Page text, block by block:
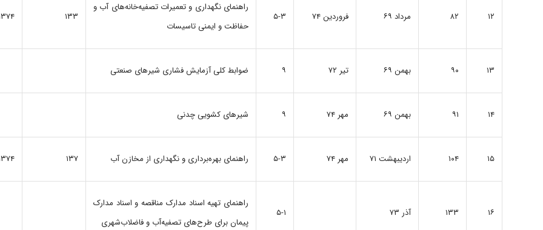
۱۲ ۸۲ مرداد ۶۹ فروردین ۷۴ ۵-۳
راهنمای‌ نگهداری‌ و تعمیرات‌ تصفیه‌خانه‌های‌ آب‌ و
حفاظت‌ و ایمنی‌ تاسیسات‌
۱۳۳
۱۳ ۹۰ بهمن ۶۹ تیر ۷۲ ۹ ضوابط کلی‌ آزمایش‌ فشاری‌ شیرهای‌ صنعتی‌
۱۴ ۹۱ بهمن ۶۹ مهر ۷۴ ۹ شیرهای‌ کشویی‌ چدنی‌
۱۵ ۱۰۴ اردیبهشت ۷۱ مهر ۷۴ ۵-۳ راهنمای‌ بهره‌‌برداری‌ و نگهداری‌ از مخازن‌ آب‌ ۱۳۷
۱۶ ۱۳۳ آذر ۷۳ ۵-۱
راهنمای‌ تهیه‌ اسناد مدارک‌ مناقصه‌ و اسناد مدارک‌
پیمان‌ برای‌ طرح‌های‌ تصفیه‌آب‌ و فاضلاب‌شهری‌